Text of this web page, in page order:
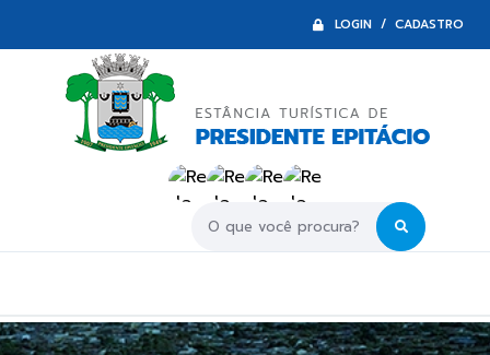
LOGIN / CADASTRO